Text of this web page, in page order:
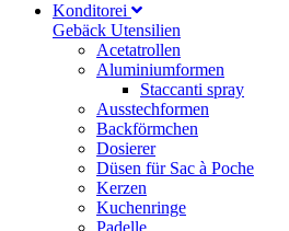
Konditorei
Gebäck Utensilien
Acetatrollen
Aluminiumformen
Staccanti spray
Ausstechformen
Backförmchen
Dosierer
Düsen für Sac à Poche
Kerzen
Kuchenringe
Padelle